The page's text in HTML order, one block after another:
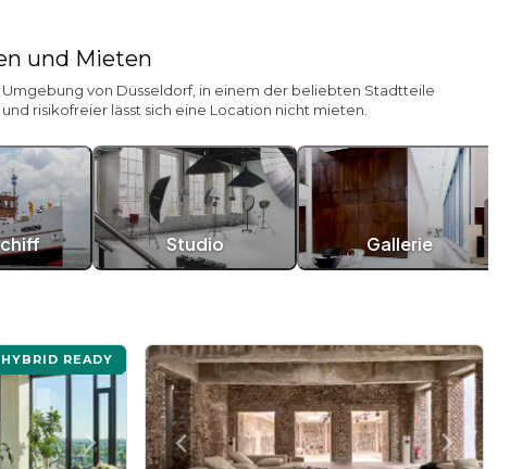
und Mieten
von Düsseldorf, in einem der beliebten Stadtteile
risikofreier lässt sich eine Location nicht mieten.
Studio Gallerie
READY